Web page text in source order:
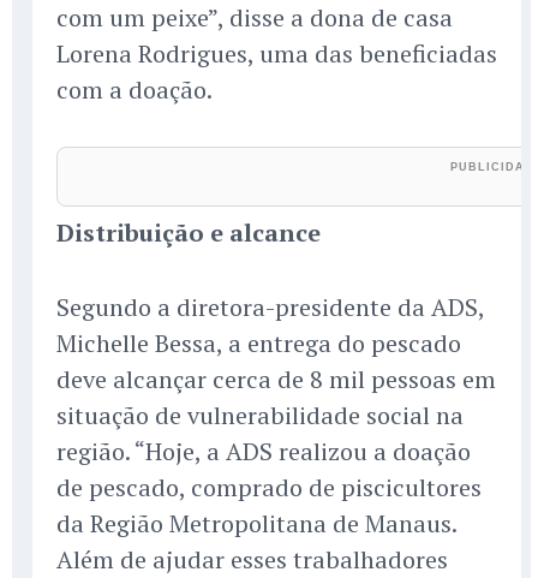
com um peixe”, disse a dona de casa
Lorena Rodrigues, uma das beneficiadas
com a doação.
Distribuição e alcance
Segundo a diretora-presidente da ADS,
Michelle Bessa, a entrega do pescado
deve alcançar cerca de 8 mil pessoas em
situação de vulnerabilidade social na
região. “Hoje, a ADS realizou a doação
de pescado, comprado de piscicultores
da Região Metropolitana de Manaus.
Além de ajudar esses trabalhadores